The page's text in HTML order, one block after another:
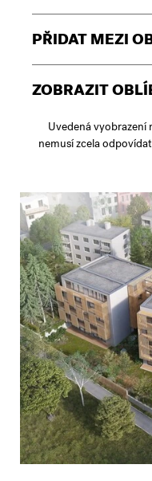
PŘIDAT MEZI
ZOBRAZIT
Uvedená vyobrazení
nemusí zcela